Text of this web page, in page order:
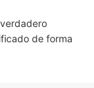
de forma